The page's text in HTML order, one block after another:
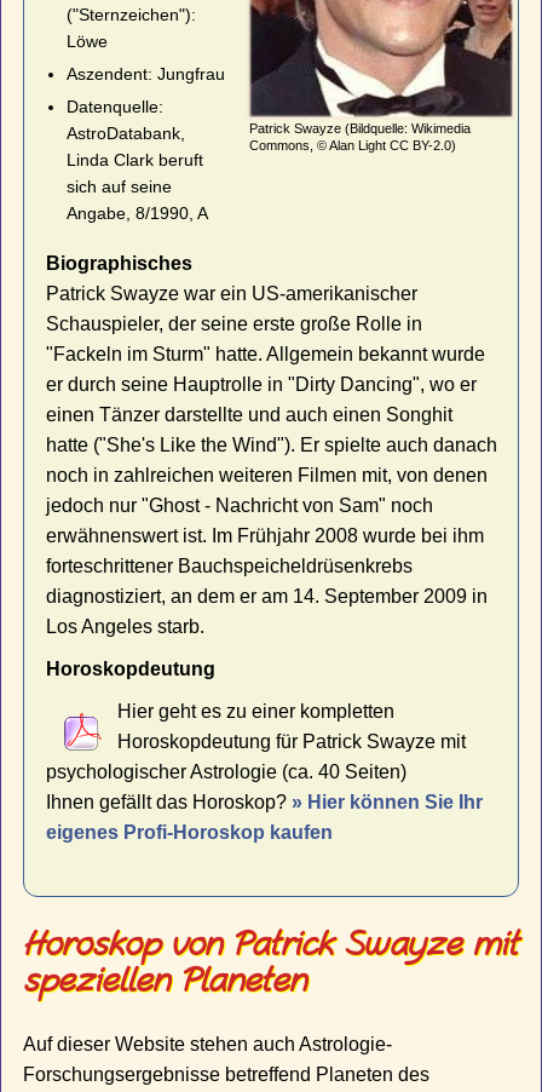
Patrick Swayze (Bildquelle: Wikimedia
Commons, © Alan Light CC BY-2.0)
("Sternzeichen"):
Löwe
Aszendent: Jungfrau
Datenquelle:
AstroDatabank,
Linda Clark beruft
sich auf seine
Angabe, 8/1990, A
Biographisches
Patrick Swayze war ein US-amerikanischer
Schauspieler, der seine erste große Rolle in
"Fackeln im Sturm" hatte. Allgemein bekannt wurde
er durch seine Hauptrolle in "Dirty Dancing", wo er
einen Tänzer darstellte und auch einen Songhit
hatte ("She's Like the Wind"). Er spielte auch danach
noch in zahlreichen weiteren Filmen mit, von denen
jedoch nur "Ghost - Nachricht von Sam" noch
erwähnenswert ist. Im Frühjahr 2008 wurde bei ihm
forteschrittener Bauchspeicheldrüsenkrebs
diagnostiziert, an dem er am 14. September 2009 in
Los Angeles starb.
Horoskopdeutung
Hier geht es zu einer kompletten
Horoskopdeutung für Patrick Swayze mit
psychologischer Astrologie (ca. 40 Seiten)
Ihnen gefällt das Horoskop?» Hier können Sie Ihr
eigenes Profi-Horoskop kaufen
Horoskop von Patrick Swayze mit
speziellen Planeten
Auf dieser Website stehen auch Astrologie-
Forschungsergebnisse betreffend Planeten des